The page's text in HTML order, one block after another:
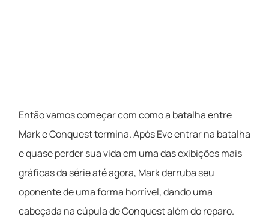
Então vamos começar com como a batalha entre
Mark e Conquest termina. Após Eve entrar na batalha
e quase perder sua vida em uma das exibições mais
gráficas da série até agora, Mark derruba seu
oponente de uma forma horrível, dando uma
cabeçada na cúpula de Conquest além do reparo.